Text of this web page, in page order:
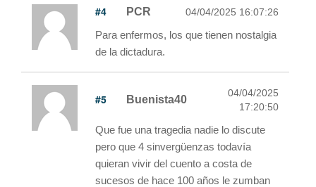
#4 PCR 04/04/2025 16:07:26
Para enfermos, los que tienen nostalgia
de la dictadura.
#5 Buenista40
04/04/2025
17:20:50
Que fue una tragedia nadie lo discute
pero que 4 sinvergüenzas todavía
quieran vivir del cuento a costa de
sucesos de hace 100 años le zumban